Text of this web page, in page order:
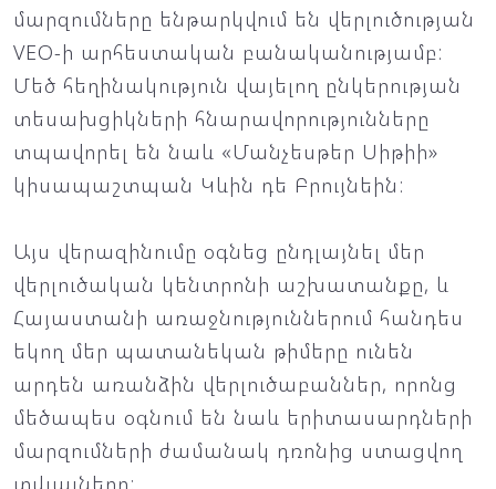
մարզումները ենթարկվում են վերլուծության
VEO-ի արհեստական բանականությամբ:
Մեծ հեղինակություն վայելող ընկերության
տեսախցիկների հնարավորությունները
տպավորել են նաև «Մանչեսթեր Սիթիի»
կիսապաշտպան Կևին դե Բրույնեին:
Այս վերազինումը օգնեց ընդլայնել մեր
վերլուծական կենտրոնի աշխատանքը, և
Հայաստանի առաջնություններում հանդես
եկող մեր պատանեկան թիմերը ունեն
արդեն առանձին վերլուծաբաններ, որոնց
մեծապես օգնում են նաև երիտասարդների
մարզումների ժամանակ դռոնից ստացվող
տվյալները: